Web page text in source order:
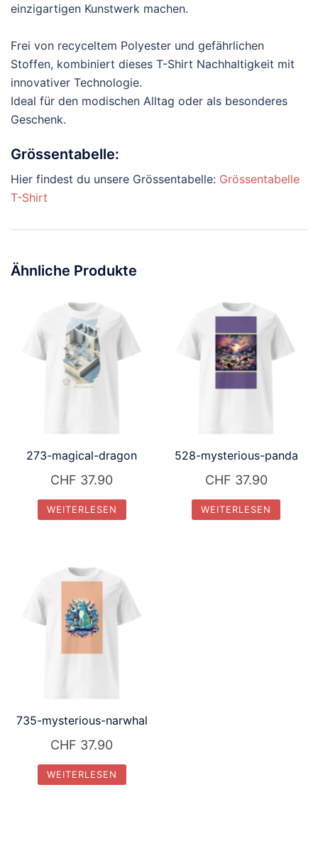
einzigartigen Kunstwerk machen.
Frei von recyceltem Polyester und gefährlichen
Stoffen, kombiniert dieses T-Shirt Nachhaltigkeit mit
innovativer Technologie.
Ideal für den modischen Alltag oder als besonderes
Geschenk.
Grössentabelle:
Hier findest du unsere Grössentabelle: Grössentabelle
T-Shirt
Ähnliche Produkte
273-magical-dragon
CHF 37.90
WEITERLESEN
528-mysterious-panda
CHF 37.90
WEITERLESEN
735-mysterious-narwhal
CHF 37.90
WEITERLESEN